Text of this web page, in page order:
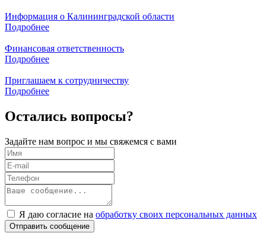
Информация о Калининградской области
Подробнее
Финансовая ответственность
Подробнее
Приглашаем к сотрудничеству
Подробнее
Остались вопросы?
Задайте нам вопрос и мы свяжемся с вами
Я даю согласие на обработку своих персональных данных
Отправить сообщение